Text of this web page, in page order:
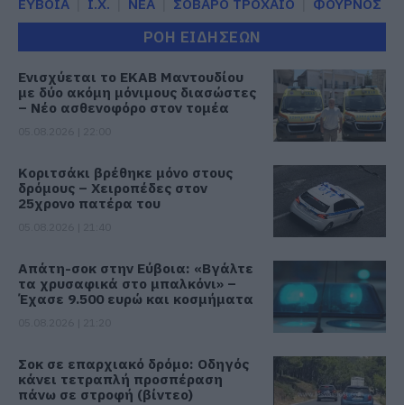
ΕΥΒΟΙΑ
Ι.Χ. ΝΕΑ ΣΟΒΑΡΟ ΤΡΟΧΑΙΟ ΦΟΥΡΝΟΣ
ΡΟΗ ΕΙΔΗΣΕΩΝ
Ενισχύεται το ΕΚΑΒ Μαντουδίου
με δύο ακόμη μόνιμους διασώστες
– Νέο ασθενοφόρο στον τομέα
Κοριτσάκι βρέθηκε μόνο στους
δρόμους – Χειροπέδες στον
25χρονο πατέρα του
Απάτη-σοκ στην Εύβοια: «Βγάλτε
τα χρυσαφικά στο μπαλκόνι» –
Έχασε 9.500 ευρώ και κοσμήματα
Σοκ σε επαρχιακό δρόμο: Οδηγός
κάνει τετραπλή προσπέραση
πάνω σε στροφή (βίντεο)